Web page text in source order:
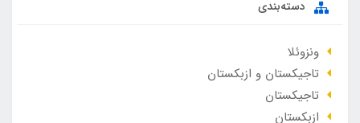
دسته‌بندی
ونزوئلا
تاجیکستان و ازبکستان
تاجیکستان
ازبکستان